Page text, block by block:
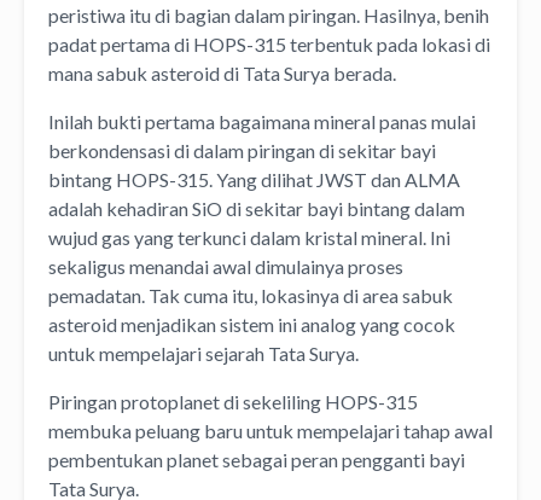
peristiwa itu di bagian dalam piringan. Hasilnya, benih
padat pertama di HOPS-315 terbentuk pada lokasi di
mana sabuk asteroid di Tata Surya berada.
Inilah bukti pertama bagaimana mineral panas mulai
berkondensasi di dalam piringan di sekitar bayi
bintang HOPS-315. Yang dilihat JWST dan ALMA
adalah kehadiran SiO di sekitar bayi bintang dalam
wujud gas yang terkunci dalam kristal mineral. Ini
sekaligus menandai awal dimulainya proses
pemadatan. Tak cuma itu, lokasinya di area sabuk
asteroid menjadikan sistem ini analog yang cocok
untuk mempelajari sejarah Tata Surya.
Piringan protoplanet di sekeliling HOPS-315
membuka peluang baru untuk mempelajari tahap awal
pembentukan planet sebagai peran pengganti bayi
Tata Surya.